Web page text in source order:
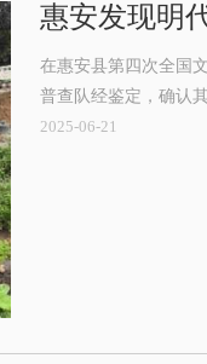
惠安发现明
在惠安县第四次全国
普查队经鉴定，确认
2025-06-21